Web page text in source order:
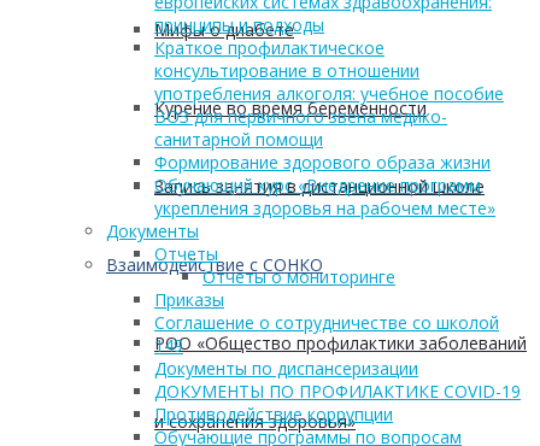
Мифы о диабете
Курение во время беременности
Запись занятия в дистанционной школе
Взаимодействие с СОНКО
РОО «Общество профилактики заболеваний
и сохранения здоровья»
принципы и подходы
Краткое профилактическое
консультирование в отношении
употребления алкоголя: учебное пособие
ВОЗ для первичного звена медико-
санитарной помощи
Формирование здорового образа жизни
Обучающий курс «Внедрение программ
укрепления здоровья на рабочем месте»
Документы
Отчеты
Отчеты о мониторинге
Приказы
Соглашение о сотрудничестве со школой
149
Документы по диспансеризации
ДОКУМЕНТЫ ПО ПРОФИЛАКТИКЕ COVID-19
Противодействие коррупции
Обучающие программы по вопросам